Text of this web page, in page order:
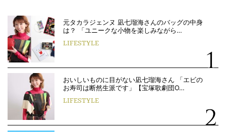
元タカラジェンヌ 凪七瑠海さんのバッグの中身
は？ 「ユニークな小物を楽しみながら…
LIFESTYLE
おいしいものに目がない凪七瑠海さん 「エビの
お寿司は断然生派です」【宝塚歌劇団O…
LIFESTYLE